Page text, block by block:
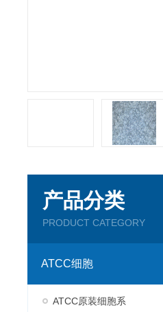
产品分类
PRODUCT CATEGORY
ATCC细胞
ATCC原装细胞系